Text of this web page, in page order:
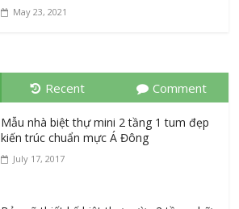
May 23, 2021
Recent Comment
Mẫu nhà biệt thự mini 2 tầng 1 tum đẹp
kiến trúc chuẩn mực Á Đông
July 17, 2017